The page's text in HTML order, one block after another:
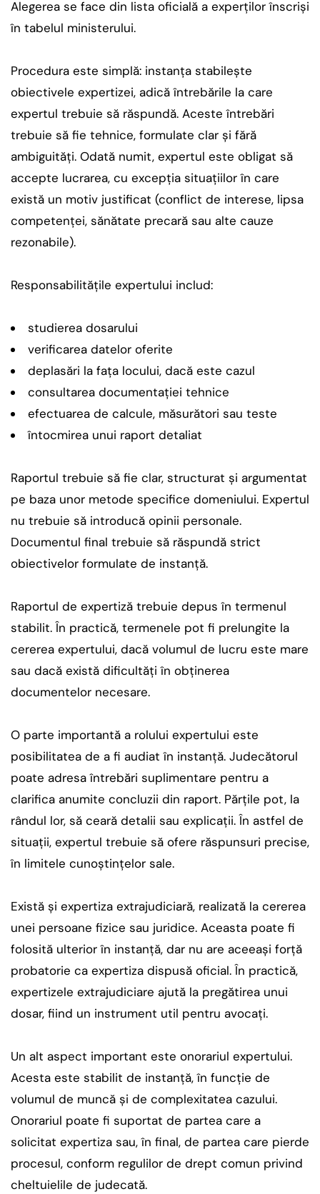
Alegerea se face din lista oficială a experților înscriși
în tabelul ministerului.
Procedura este simplă: instanța stabilește
obiectivele expertizei, adică întrebările la care
expertul trebuie să răspundă. Aceste întrebări
trebuie să fie tehnice, formulate clar și fără
ambiguități. Odată numit, expertul este obligat să
accepte lucrarea, cu excepția situațiilor în care
există un motiv justificat (conflict de interese, lipsa
competenței, sănătate precară sau alte cauze
rezonabile).
Responsabilitățile expertului includ:
studierea dosarului
verificarea datelor oferite
deplasări la fața locului, dacă este cazul
consultarea documentației tehnice
efectuarea de calcule, măsurători sau teste
întocmirea unui raport detaliat
Raportul trebuie să fie clar, structurat și argumentat
pe baza unor metode specifice domeniului. Expertul
nu trebuie să introducă opinii personale.
Documentul final trebuie să răspundă strict
obiectivelor formulate de instanță.
Raportul de expertiză trebuie depus în termenul
stabilit. În practică, termenele pot fi prelungite la
cererea expertului, dacă volumul de lucru este mare
sau dacă există dificultăți în obținerea
documentelor necesare.
O parte importantă a rolului expertului este
posibilitatea de a fi audiat în instanță. Judecătorul
poate adresa întrebări suplimentare pentru a
clarifica anumite concluzii din raport. Părțile pot, la
rândul lor, să ceară detalii sau explicații. În astfel de
situații, expertul trebuie să ofere răspunsuri precise,
în limitele cunoștințelor sale.
Există și expertiza extrajudiciară, realizată la cererea
unei persoane fizice sau juridice. Aceasta poate fi
folosită ulterior în instanță, dar nu are aceeași forță
probatorie ca expertiza dispusă oficial. În practică,
expertizele extrajudiciare ajută la pregătirea unui
dosar, fiind un instrument util pentru avocați.
Un alt aspect important este onorariul expertului.
Acesta este stabilit de instanță, în funcție de
volumul de muncă și de complexitatea cazului.
Onorariul poate fi suportat de partea care a
solicitat expertiza sau, în final, de partea care pierde
procesul, conform regulilor de drept comun privind
cheltuielile de judecată.